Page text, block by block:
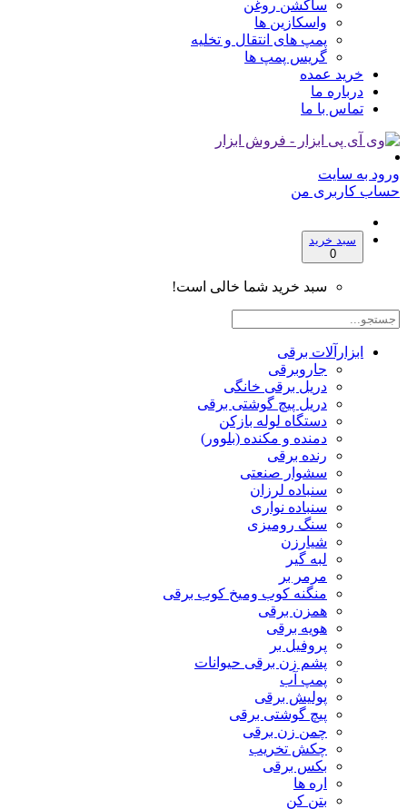
ساکشن روغن
واسکازین ها
پمپ های انتقال و تخلیه
گریس پمپ ها
خرید عمده
درباره ما
تماس با ما
ورود به سایت
حساب کاربری من
سبد خرید
0
سبد خرید شما خالی است!
ابزارآلات برقی
جاروبرقی
دریل برقی خانگی
دریل پیچ گوشتی برقی
دستگاه لوله بازکن
دمنده و مکنده (بلوور)
رنده برقی
سشوار صنعتی
سنباده لرزان
سنباده نواری
سنگ رومیزی
شیارزن
لبه گیر
مرمر بر
منگنه کوب ومیخ کوب برقی
همزن برقی
هویه برقی
پروفیل بر
پشم زن برقی حیوانات
پمپ آب
پولیش برقی
پیچ گوشتی برقی
چمن زن برقی
چکش تخریب
بکس برقی
اره ها
بتن کن